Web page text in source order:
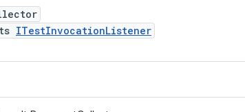
ITestInvocationListener